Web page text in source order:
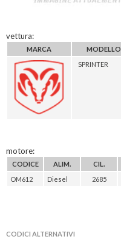
vettura:
MARCA MODELLO
SPRINTER
motore:
CODICE ALIM. CIL.
OM612
Diesel 2685
CODICI ALTERNATIVI